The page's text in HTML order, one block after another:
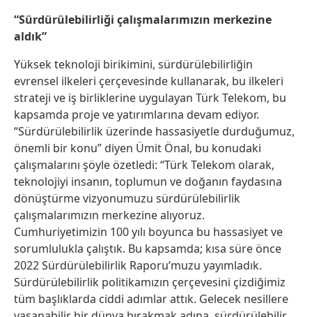
“Sürdürülebilirliği çalışmalarımızın merkezine
aldık”
Yüksek teknoloji birikimini, sürdürülebilirliğin
evrensel ilkeleri çerçevesinde kullanarak, bu ilkeleri
strateji ve iş birliklerine uygulayan Türk Telekom, bu
kapsamda proje ve yatırımlarına devam ediyor.
“Sürdürülebilirlik üzerinde hassasiyetle durduğumuz,
önemli bir konu” diyen Ümit Önal, bu konudaki
çalışmalarını şöyle özetledi: “Türk Telekom olarak,
teknolojiyi insanın, toplumun ve doğanın faydasına
dönüştürme vizyonumuzu sürdürülebilirlik
çalışmalarımızın merkezine alıyoruz.
Cumhuriyetimizin 100 yılı boyunca bu hassasiyet ve
sorumlulukla çalıştık. Bu kapsamda; kısa süre önce
2022 Sürdürülebilirlik Raporu’muzu yayımladık.
Sürdürülebilirlik politikamızın çerçevesini çizdiğimiz
tüm başlıklarda ciddi adımlar attık. Gelecek nesillere